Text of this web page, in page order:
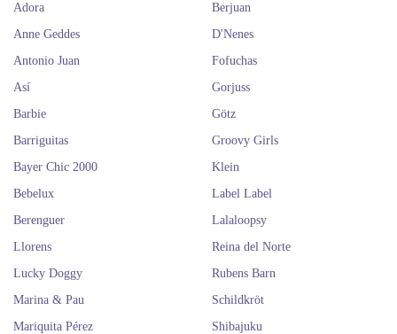
Adora
Anne Geddes
Antonio Juan
Así
Barbie
Barriguitas
Bayer Chic 2000
Bebelux
Berenguer
Berjuan
D'Nenes
Fofuchas
Gorjuss
Götz
Groovy Girls
Klein
Label Label
Lalaloopsy
Llorens
Lucky Doggy
Marina & Pau
Mariquita Pérez
Reina del Norte
Rubens Barn
Schildkröt
Shibajuku